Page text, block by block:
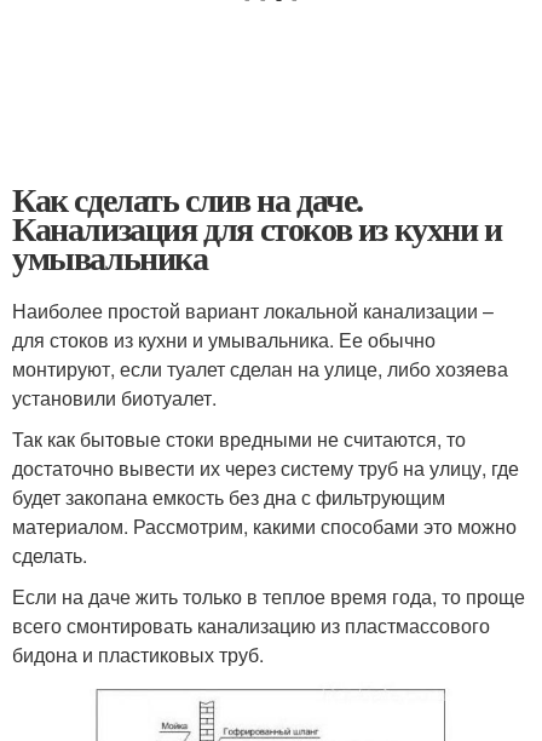
Как сделать слив на даче.
Канализация для стоков из кухни и
умывальника
Наиболее простой вариант локальной канализации –
для стоков из кухни и умывальника. Ее обычно
монтируют, если туалет сделан на улице, либо хозяева
установили биотуалет.
Так как бытовые стоки вредными не считаются, то
достаточно вывести их через систему труб на улицу, где
будет закопана емкость без дна с фильтрующим
материалом. Рассмотрим, какими способами это можно
сделать.
Если на даче жить только в теплое время года, то проще
всего смонтировать канализацию из пластмассового
бидона и пластиковых труб.